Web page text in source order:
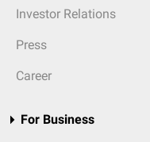
Investor Relations
Press
Career
For Business